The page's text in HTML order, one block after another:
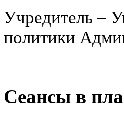
Учредитель –
политики
Сеансы в